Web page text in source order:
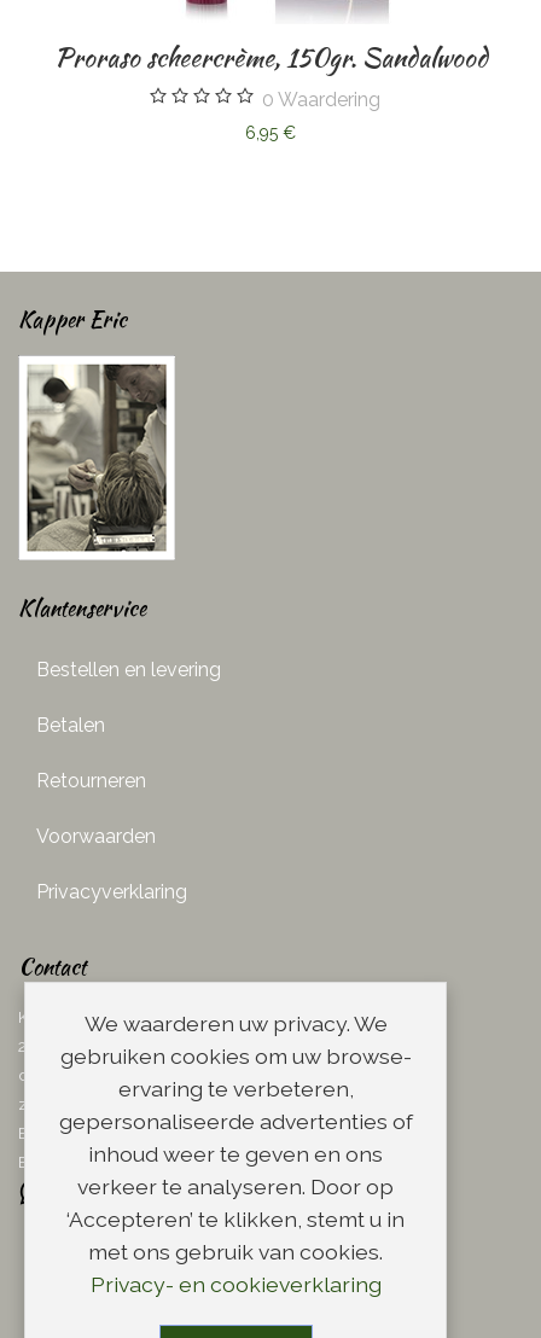
Proraso scheercrème, 150gr. Sandalwood
0 Waardering
6,95 €
Kapper Eric
Klantenservice
Bestellen en levering
Betalen
Retourneren
Voorwaarden
Privacyverklaring
Contact
Ketelboetersteeg 29
2311 TN Leiden
dins. - vrij. 08.00 - 17.00 uur
zaterdag 08.00 - 13.00 uur
Email:info@scheerwinkel.nl
Bel: 071 - 5128188
Copyright
We waarderen uw privacy. We
gebruiken cookies om uw browse-
ervaring te verbeteren,
gepersonaliseerde advertenties of
inhoud weer te geven en ons
verkeer te analyseren. Door op
‘Accepteren’ te klikken, stemt u in
met ons gebruik van cookies.
Privacy- en cookieverklaring